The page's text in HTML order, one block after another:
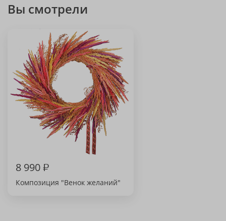
Вы смотрели
8 990₽
Композиция "Венок желаний"